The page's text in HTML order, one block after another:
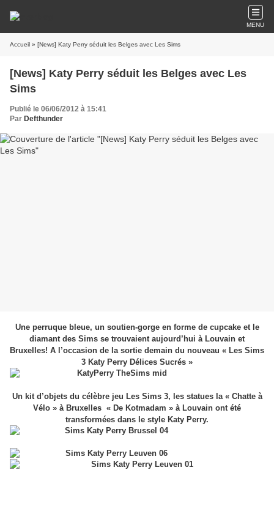
MENU
Accueil » [News] Katy Perry séduit les Belges avec Les Sims
[News] Katy Perry séduit les Belges avec Les
Sims
Publié le 06/06/2012 à 15:41
Par Defthunder
Une perruque bleue, un soutien-gorge en forme de cupcake et le
diamant des Sims se trouvaient aujourd’hui à Louvain et
Bruxelles! A l’occasion de la sortie demain du nouveau « Les Sims
3 Katy Perry Délices Sucrés »
Un kit d’objets du célèbre jeu Les Sims 3, les statues la « Chatte à
Vélo » à Bruxelles « De Kotmadam » à Louvain ont été
transformées dans le style Katy Perry.